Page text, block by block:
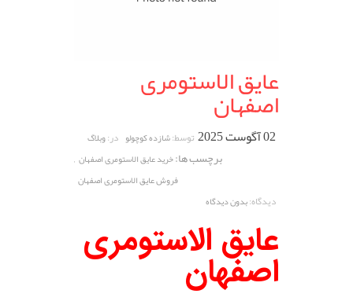
عایق الاستومری
اصفهان
02 آگوست 2025 توسط:شازده کوچولو در:وبلاگ
برچسب ها:خرید عایق الاستومری اصفهان ,
فروش عایق الاستومری اصفهان
دیدگاه:بدون دیدگاه
عایق الاستومری
اصفهان